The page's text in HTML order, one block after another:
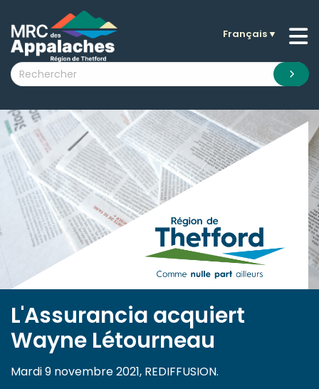
submenu (La MRC )
submenu (Citoyens )
submenu (Visiteurs )
submenu (Nouvelles )
submenu (Documentation )
Français▼
L'Assurancia acquiert
Wayne Létourneau
Mardi 9 novembre 2021, REDIFFUSION.